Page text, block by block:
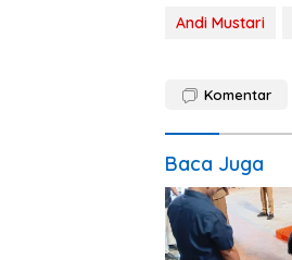
Andi Mustari
Komentar
Baca Juga